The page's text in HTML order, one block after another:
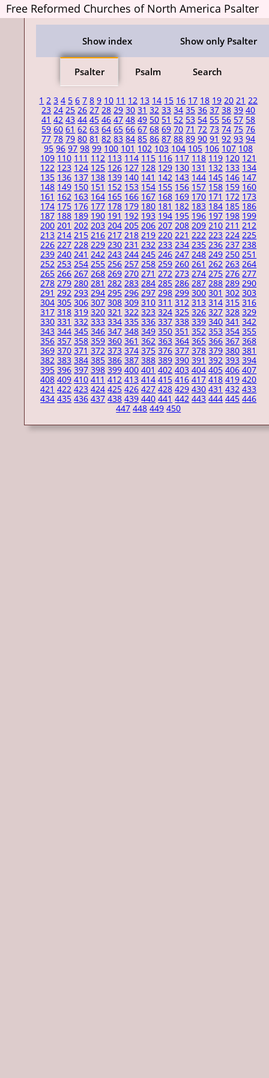
Free Reformed Churches of North America Psalter
Show index Show only Psalter
Psalter Psalm Search
1 2 3 4 5 6 7 8 9 10 11 12 13 14 15 16 17 18 19 20 21 22
23 24 25 26 27 28 29 30 31 32 33 34 35 36 37 38 39 40
41 42 43 44 45 46 47 48 49 50 51 52 53 54 55 56 57 58
59 60 61 62 63 64 65 66 67 68 69 70 71 72 73 74 75 76
77 78 79 80 81 82 83 84 85 86 87 88 89 90 91 92 93 94
95 96 97 98 99 100 101 102 103 104 105 106 107 108
109 110 111 112 113 114 115 116 117 118 119 120 121
122 123 124 125 126 127 128 129 130 131 132 133 134
135 136 137 138 139 140 141 142 143 144 145 146 147
148 149 150 151 152 153 154 155 156 157 158 159 160
161 162 163 164 165 166 167 168 169 170 171 172 173
174 175 176 177 178 179 180 181 182 183 184 185 186
187 188 189 190 191 192 193 194 195 196 197 198 199
200 201 202 203 204 205 206 207 208 209 210 211 212
213 214 215 216 217 218 219 220 221 222 223 224 225
226 227 228 229 230 231 232 233 234 235 236 237 238
239 240 241 242 243 244 245 246 247 248 249 250 251
252 253 254 255 256 257 258 259 260 261 262 263 264
265 266 267 268 269 270 271 272 273 274 275 276 277
278 279 280 281 282 283 284 285 286 287 288 289 290
291 292 293 294 295 296 297 298 299 300 301 302 303
304 305 306 307 308 309 310 311 312 313 314 315 316
317 318 319 320 321 322 323 324 325 326 327 328 329
330 331 332 333 334 335 336 337 338 339 340 341 342
343 344 345 346 347 348 349 350 351 352 353 354 355
356 357 358 359 360 361 362 363 364 365 366 367 368
369 370 371 372 373 374 375 376 377 378 379 380 381
382 383 384 385 386 387 388 389 390 391 392 393 394
395 396 397 398 399 400 401 402 403 404 405 406 407
408 409 410 411 412 413 414 415 416 417 418 419 420
421 422 423 424 425 426 427 428 429 430 431 432 433
434 435 436 437 438 439 440 441 442 443 444 445 446
447 448 449 450